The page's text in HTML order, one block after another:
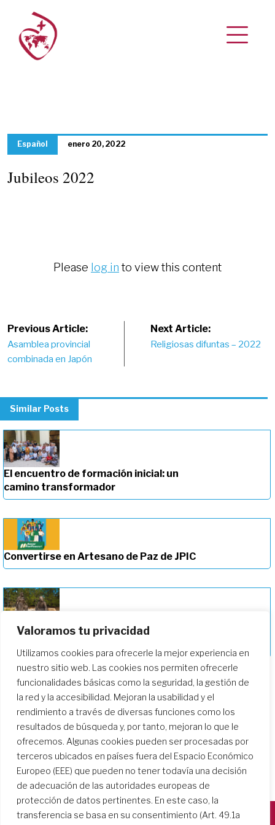
Valoramos tu privacidad
Utilizamos cookies para ofrecerle la mejor experiencia en
nuestro sitio web. Las cookies nos permiten ofrecerle
funcionalidades básicas como la seguridad, la gestión de
la red y la accesibilidad. Mejoran la usabilidad y el
rendimiento a través de diversas funciones como los
resultados de búsqueda y, por tanto, mejoran lo que le
ofrecemos. Algunas cookies pueden ser procesadas por
terceros ubicados en países fuera del Espacio Económico
Europeo (EEE) que pueden no tener todavía una decisión
de adecuación de las autoridades europeas de
protección de datos pertinentes. En este caso, la
transferencia se basa en su consentimiento (Art. 49.1a
Español enero 20, 2022
Jubileos 2022
Please log in to view this content
Post
navigation
Previous Article:
Asamblea provincial
combinada en Japón
Next Article:
Religiosas difuntas – 2022
Similar Posts
El encuentro de formación inicial: un
camino transformador
Convertirse en Artesano de Paz de JPIC
Profundizando en nuestro camino de